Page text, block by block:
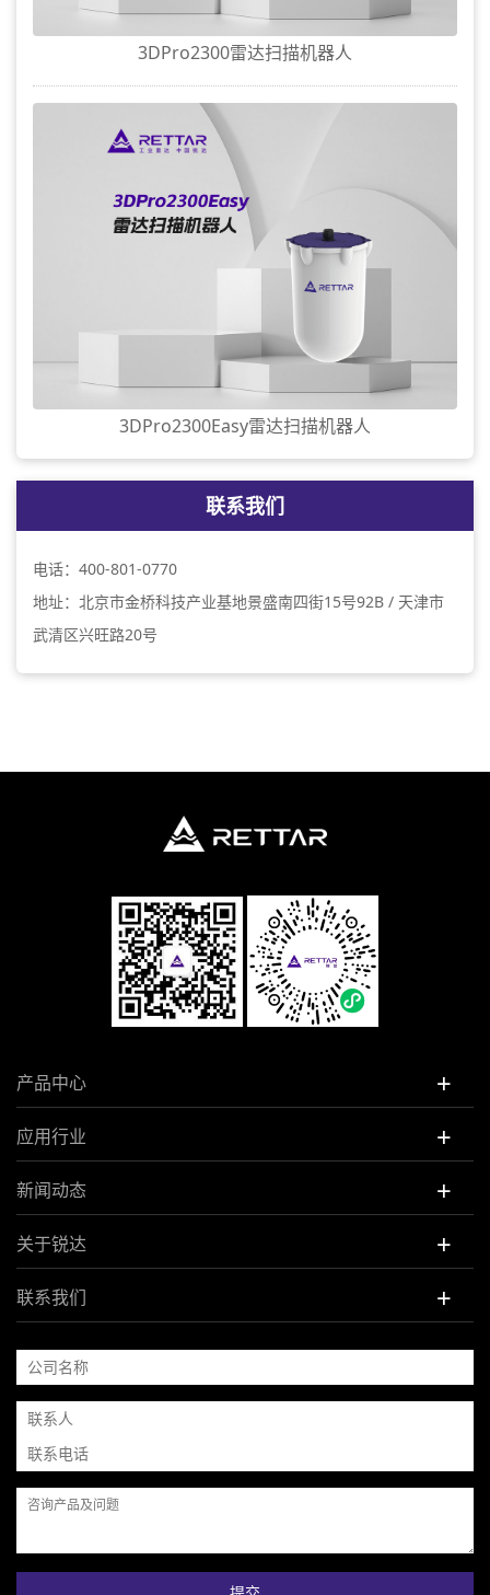
3DPro2300雷达扫描机器人
3DPro2300Easy雷达扫描机器人
联系我们
电话：400-801-0770
地址：北京市金桥科技产业基地景盛南四街15号92B / 天津市
武清区兴旺路20号
产品中心 +
应用行业 +
新闻动态 +
关于锐达 +
联系我们 +